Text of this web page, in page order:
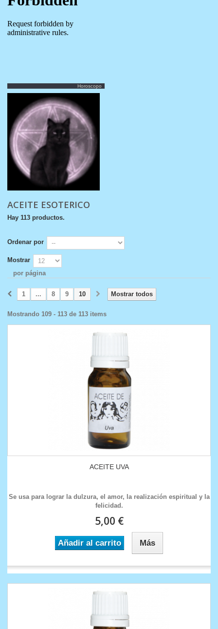
Horoscopo
ACEITE ESOTERICO
Hay 113 productos.
Ordenar por
Mostrar
por página
Mostrar todos
1 ... 8 9 10
Mostrando 109 - 113 de 113 items
ACEITE UVA
Se usa para lograr la dulzura, el amor, la realización espiritual y la
felicidad.
5,00 €
Añadir al carrito Más